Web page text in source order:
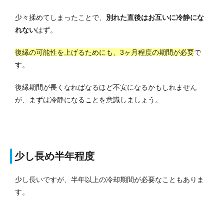
少々揉めてしまったことで、 別れた直後はお互いに冷静にな
れないはず。
復縁の可能性を上げるためにも、3ヶ月程度の期間が必要で
す。
復縁期間が長くなればなるほど不安になるかもしれません
が、まずは冷静になることを意識しましょう。
少し長め半年程度
少し長いですが、半年以上の冷却期間が必要なこともありま
す。